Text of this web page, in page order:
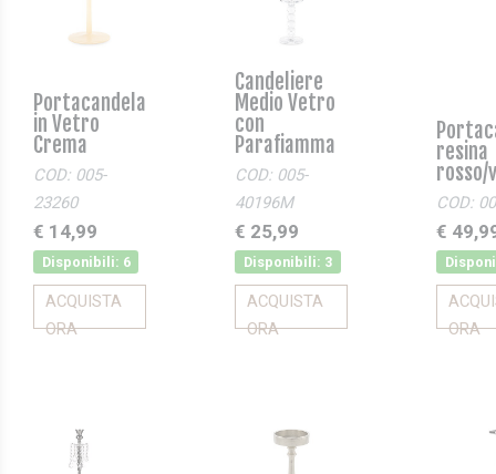
Portacandela
in Vetro
Crema
COD: 005-
23260
€ 14,99
Disponibili: 6
ACQUISTA
ORA
Candeliere
Medio Vetro
con
Parafiamma
COD: 005-
40196M
€ 25,99
Disponibili: 3
ACQUISTA
ORA
resina
rosso/
COD:
€
ORA